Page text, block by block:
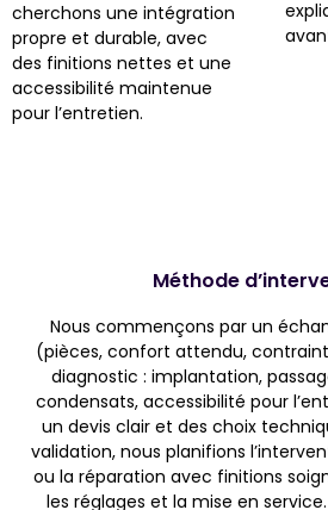
cherchons une intégration
propre et durable, avec
des finitions nettes et une
accessibilité maintenue
pour l’entretien.
Méthode
Nous commençons par un
(pièces, confort attendu,
diagnostic : implantation,
condensats, accessibilité pour
un devis clair et des choix
validation, nous planifions
ou la réparation avec finitions
les réglages et la mise en